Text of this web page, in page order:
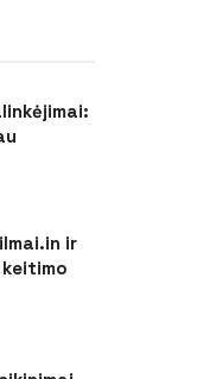
ir
keitimo